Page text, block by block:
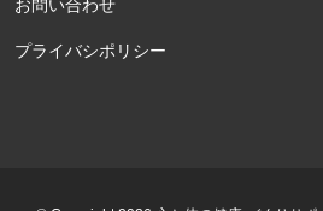
お問い合わせ
プライバシポリシー